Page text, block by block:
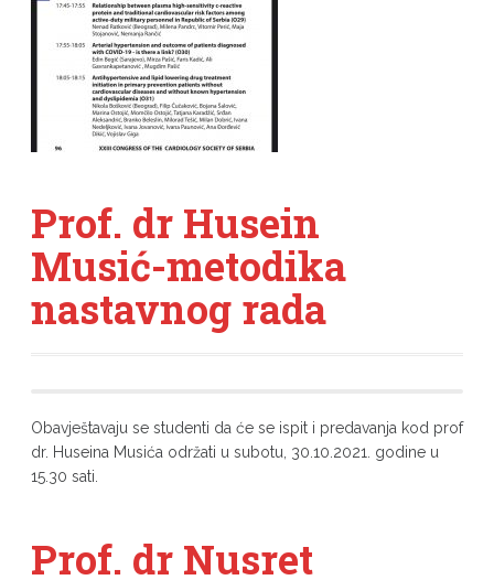
Prof. dr Husein
Musić-metodika
nastavnog rada
Obavještavaju se studenti da će se ispit i predavanja kod prof
dr. Huseina Musića održati u subotu, 30.10.2021. godine u
15.30 sati.
Prof. dr Nusret